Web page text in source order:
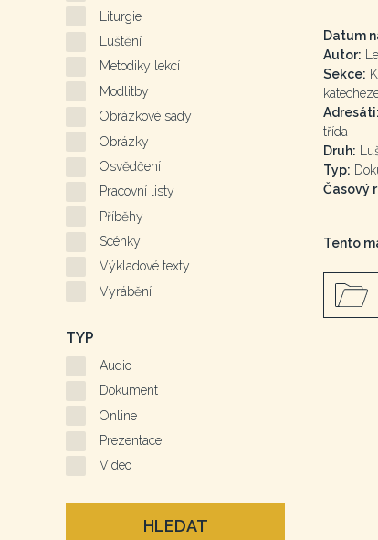
Datum
Autor:
Sekce:
Adresáti:
třída
Druh:
Typ:
Časový
Tento
Liturgie
Luštění
Metodiky lekcí
Modlitby
Obrázkové sady
Obrázky
Osvědčení
Pracovní listy
Příběhy
Scénky
Výkladové texty
Vyrábění
TYP
Audio
Dokument
Online
Prezentace
Video
HLEDAT